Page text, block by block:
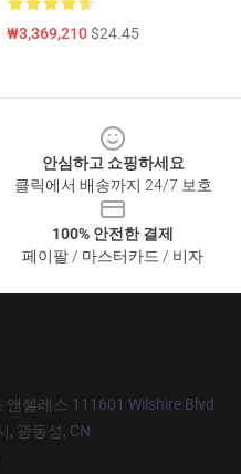
₩3,369,210$24.45
안심하고 쇼핑하세요
클릭에서 배송까지 24/7 보호
100% 안전한 결제
페이팔 / 마스터카드 / 비자
앤젤레스 111601 Wilshire Blvd
, 광동성, CN